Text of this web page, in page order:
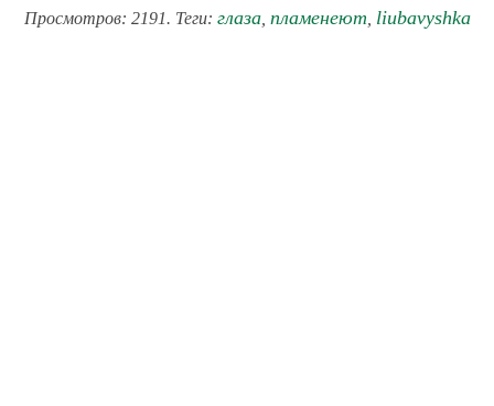
Просмотров: 2191. Теги: глаза, пламенеют liubavyshka